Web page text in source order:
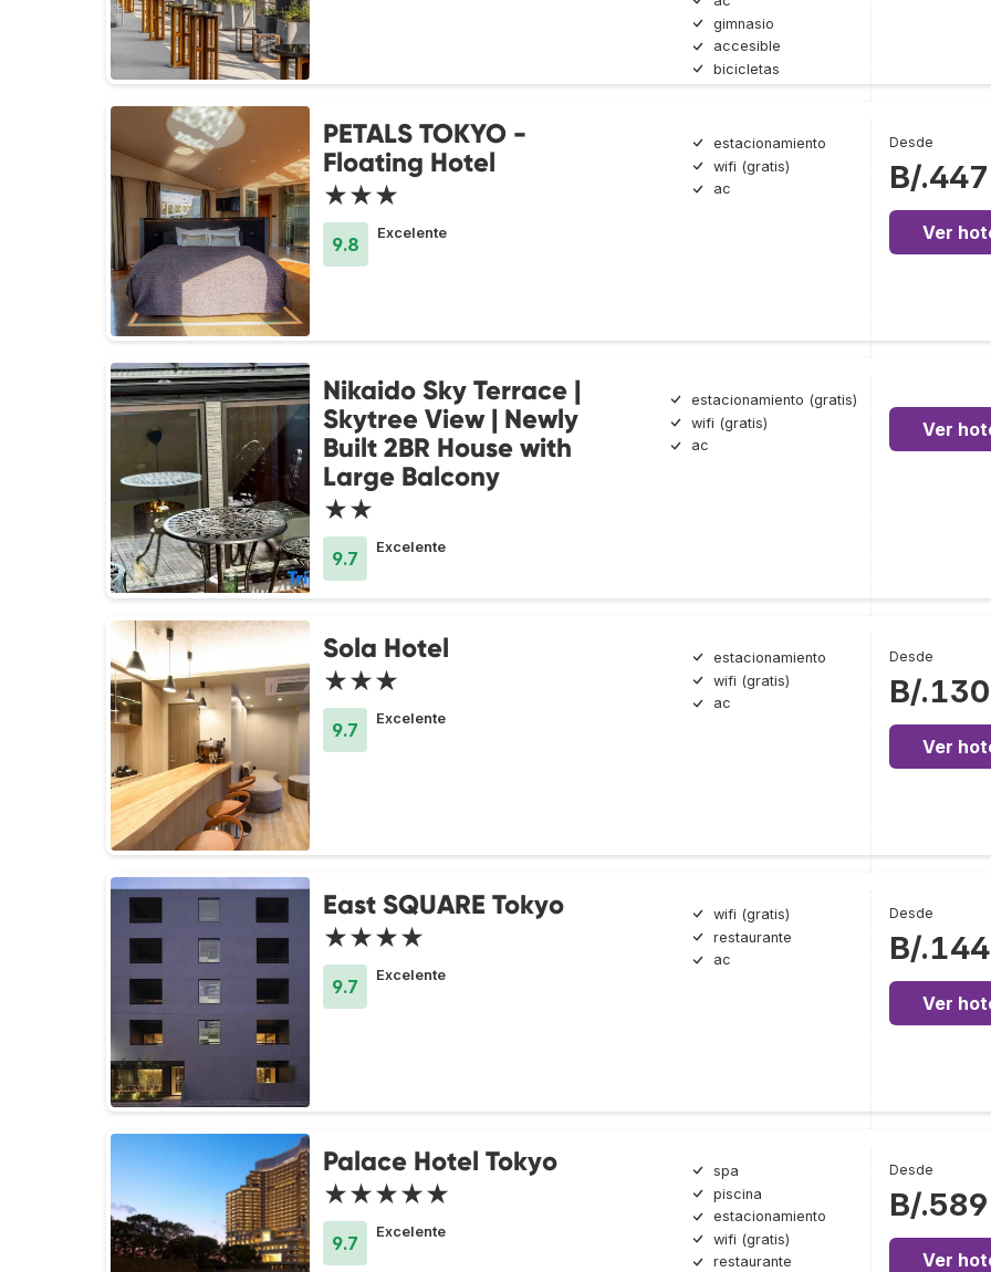
gimnasio
accesible
bicicletas
PETALS TOKYO -
Floating Hotel
★★★
9.8
Excelente
estacionamiento
wifi (gratis)
ac
Desde
B/.447
Ver
Nikaido Sky Terrace |
Skytree View | Newly
Built 2BR House with
Large Balcony
★★
9.7
Excelente
estacionamiento (gratis)
wifi (gratis)
ac
Ver
Sola Hotel
★★★
9.7
Excelente
estacionamiento
wifi (gratis)
ac
Desde
B/.130
Ver
East SQUARE Tokyo
★★★★
9.7
Excelente
wifi (gratis)
restaurante
ac
Desde
B/.144
Ver
Palace Hotel Tokyo
★★★★★
9.7
Excelente
spa
piscina
estacionamiento
wifi (gratis)
restaurante
Desde
B/.589
Ver